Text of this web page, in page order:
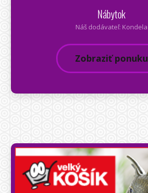
Nábytok
Náš dodávateľ: Kondela
Zobraziť ponuku